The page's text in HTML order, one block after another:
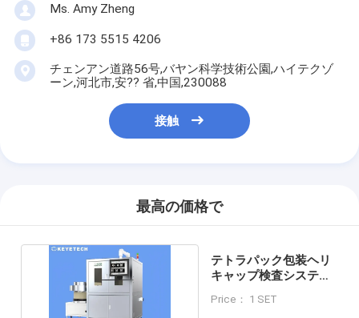
Ms. Amy Zheng
+86 173 5515 4206
チェンアン道路56号,バヤン科学技術公園,ハイテクゾ
ーン,河北市,安?? 省,中国,230088
接触
最高の価格で
テトラパック包装ヘリ
キャップ検査システム
Price： 1 SET